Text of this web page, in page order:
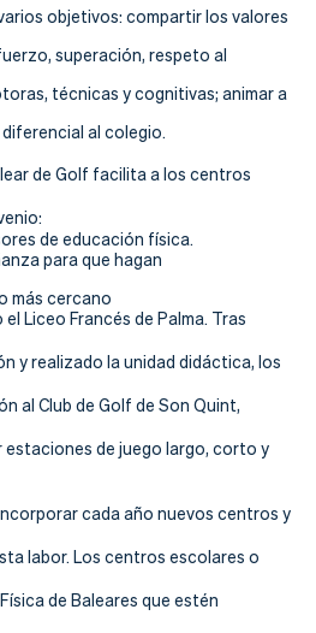
objetivos: compartir los valores
superación, respeto al
técnicas y cognitivas; animar a
al colegio.
de Golf facilita a los centros
de educación física.
para que hagan
más cercano
Liceo Francés de Palma. Tras
y realizado la unidad didáctica, los
al Club de Golf de Son Quint,
de juego largo, corto y
cada año nuevos centros y
labor. Los centros escolares o
de Baleares que estén